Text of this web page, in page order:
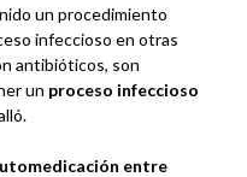
un procedimiento
infeccioso en otras
antibióticos, son
un proceso infeccioso
entre